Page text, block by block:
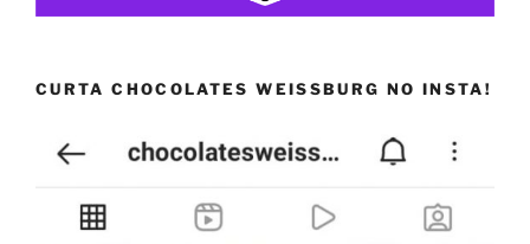
CURTA CHOCOLATES WEISSBURG NO INSTA!